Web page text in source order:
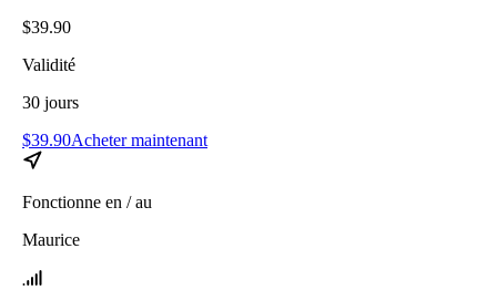
$39.90
Validité
30 jours
$39.90Acheter maintenant
Fonctionne en / au
Maurice